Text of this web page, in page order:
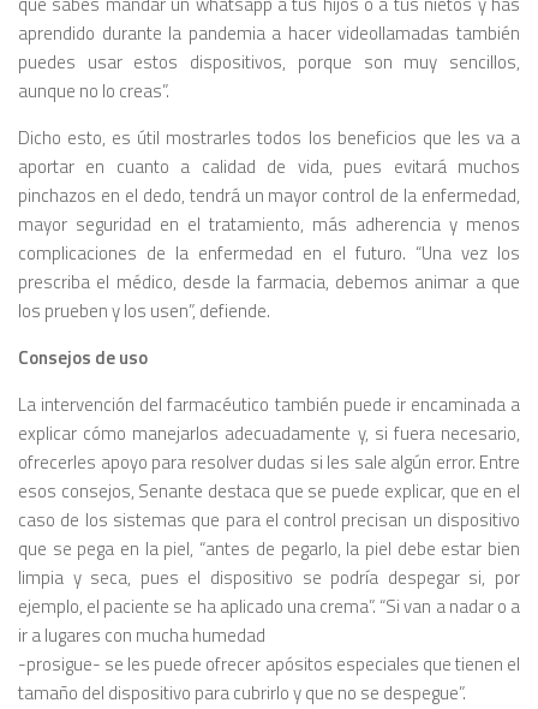
aprendido durante la pandemia a hacer videollamadas también
puedes usar estos dispositivos, porque son muy sencillos,
aunque no lo creas”.
Dicho esto, es útil mostrarles todos los beneficios que les va a
aportar en cuanto a calidad de vida, pues evitará muchos
pinchazos en el dedo, tendrá un mayor control de la enfermedad,
mayor seguridad en el tratamiento, más adherencia y menos
complicaciones de la enfermedad en el futuro. “Una vez los
prescriba el médico, desde la farmacia, debemos animar a que
los prueben y los usen”, defiende.
Consejos de uso
La intervención del farmacéutico también puede ir encaminada a
explicar cómo manejarlos adecuadamente y, si fuera necesario,
ofrecerles apoyo para resolver dudas si les sale algún error. Entre
esos consejos, Senante destaca que se puede explicar, que en el
caso de los sistemas que para el control precisan un dispositivo
que se pega en la piel, “antes de pegarlo, la piel debe estar bien
limpia y seca, pues el dispositivo se podría despegar si, por
ejemplo, el paciente se ha aplicado una crema”. “Si van a nadar o a
ir a lugares con mucha humedad
-prosigue- se les puede ofrecer apósitos especiales que tienen el
tamaño del dispositivo para cubrirlo y que no se despegue”.